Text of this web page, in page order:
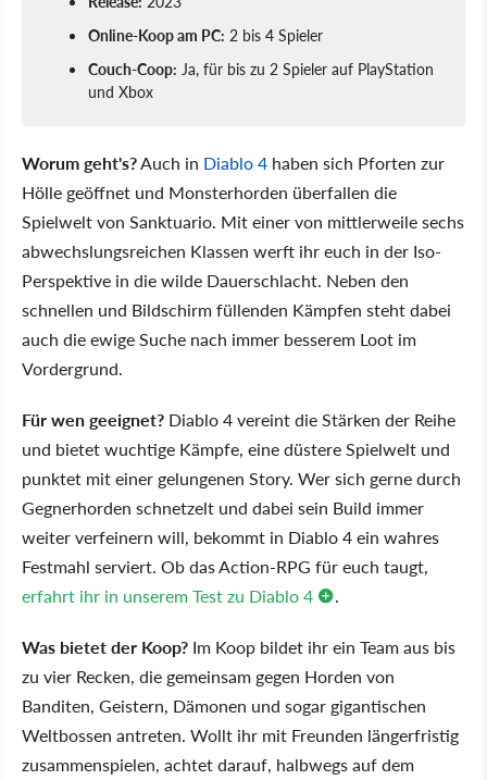
Online-Koop am PC: 2 bis 4 Spieler
Couch-Coop: Ja, für bis zu 2 Spieler auf PlayStation
und Xbox
Worum geht's?Auch in Diablo 4 haben sich Pforten zur
Hölle geöffnet und Monsterhorden überfallen die
Spielwelt von Sanktuario. Mit einer von mittlerweile sechs
abwechslungsreichen Klassen werft ihr euch in der Iso-
Perspektive in die wilde Dauerschlacht. Neben den
schnellen und Bildschirm füllenden Kämpfen steht dabei
auch die ewige Suche nach immer besserem Loot im
Vordergrund.
Für wen geeignet? Diablo 4 vereint die Stärken der Reihe
und bietet wuchtige Kämpfe, eine düstere Spielwelt und
punktet mit einer gelungenen Story. Wer sich gerne durch
Gegnerhorden schnetzelt und dabei sein Build immer
weiter verfeinern will, bekommt in Diablo 4 ein wahres
Festmahl serviert. Ob das Action-RPG für euch taugt,
erfahrt ihr in unserem Test zu Diablo 4
.
Was bietet der Koop? Im Koop bildet ihr ein Team aus bis
zu vier Recken, die gemeinsam gegen Horden von
Banditen, Geistern, Dämonen und sogar gigantischen
Weltbossen antreten. Wollt ihr mit Freunden längerfristig
zusammenspielen, achtet darauf, halbwegs auf dem